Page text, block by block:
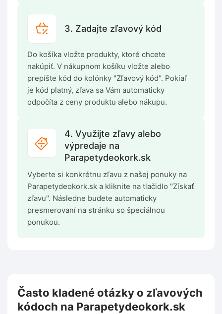
3. Zadajte zľavový kód
Do košíka vložte produkty, ktoré chcete
nakúpiť. V nákupnom košíku vložte alebo
prepíšte kód do kolónky "Zľavový kód". Pokiaľ
je kód platný, zľava sa Vám automaticky
odpočíta z ceny produktu alebo nákupu.
4. Využijte zľavy alebo
výpredaje na
Parapetydeokork.sk
Vyberte si konkrétnu zľavu z našej ponuky na
Parapetydeokork.sk a kliknite na tlačidlo "Získať
zľavu". Následne budete automaticky
presmerovaní na stránku so špeciálnou
ponukou.
Často kladené otázky o zľavových
kódoch na Parapetydeokork.sk